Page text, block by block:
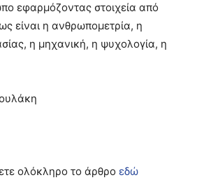
εφαρμόζοντας στοιχεία από
είναι η ανθρωπομετρία, η
η μηχανική, η ψυχολογία, η
ολόκληρο το άρθρο εδώ